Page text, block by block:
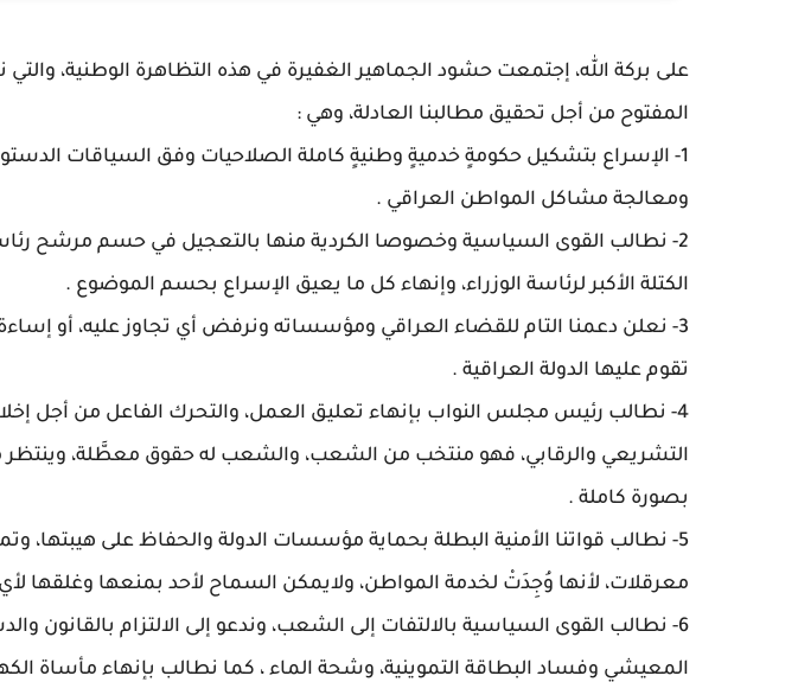
على بركة الله، إجتمعت حشود الجماهير الغفيرة في هذه التظاهرة الوطنية، والتي
المفتوح من أجل تحقيق مطالبنا العادلة، وهي :
1- الإسراع بتشكيل حكومةٍ خدميةٍ وطنيةٍ كاملة الصلاحيات وفق السياقات
ومعالجة مشاكل المواطن العراقي .
2- نطالب القوى السياسية وخصوصا الكردية منها بالتعجيل في حسم مرشح
الكتلة الأكبر لرئاسة الوزراء، وإنهاء كل ما يعيق الإسراع بحسم الموضوع .
3- نعلن دعمنا التام للقضاء العراقي ومؤسساته ونرفض أي تجاوز عليه، أو
تقوم عليها الدولة العراقية .
4- نطالب رئيس مجلس النواب بإنهاء تعليق العمل، والتحرك الفاعل من أجل
التشريعي والرقابي، فهو منتخب من الشعب، والشعب له حقوق معطَّلة، وينتظر
بصورة كاملة .
5- نطالب قواتنا الأمنية البطلة بحماية مؤسسات الدولة والحفاظ على هيبتها،
معرقلات، لأنها وُجِدَتْ لخدمة المواطن، ولايمكن السماح لأحد بمنعها وغلقها
6- نطالب القوى السياسية بالالتفات إلى الشعب، وندعو إلى الالتزام بالقانون
المعيشي وفساد البطاقة التموينية، وشحة الماء ، كما نطالب بإنهاء مأساة